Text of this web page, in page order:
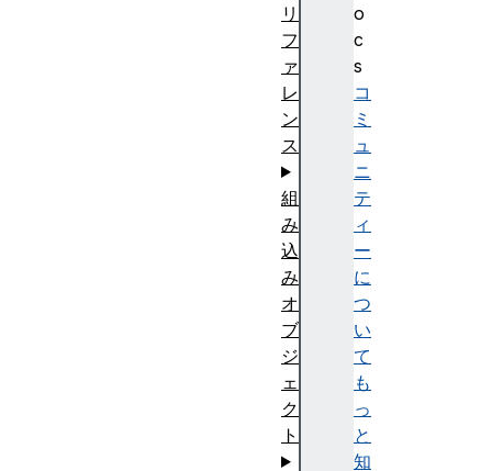
o
c
s
コ
ミ
ュ
ニ
テ
ィ
ー
に
つ
い
て
も
っ
と
知
リ
フ
ァ
レ
ン
ス
組
み
込
み
オ
ブ
ジ
ェ
ク
ト